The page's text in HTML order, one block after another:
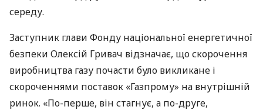
середу.
Заступник глави Фонду національної енергетичної
безпеки Олексій Гривач відзначає, що скорочення
виробництва газу почасти було викликане і
скороченнями поставок «Газпрому» на внутрішній
ринок. «По-перше, він стагнує, а по-друге,